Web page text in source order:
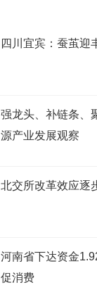
四川宜宾：蚕茧迎
强龙头、补链条
源产业发展观察
北交所改革效应逐
河南省下达资金
促消费